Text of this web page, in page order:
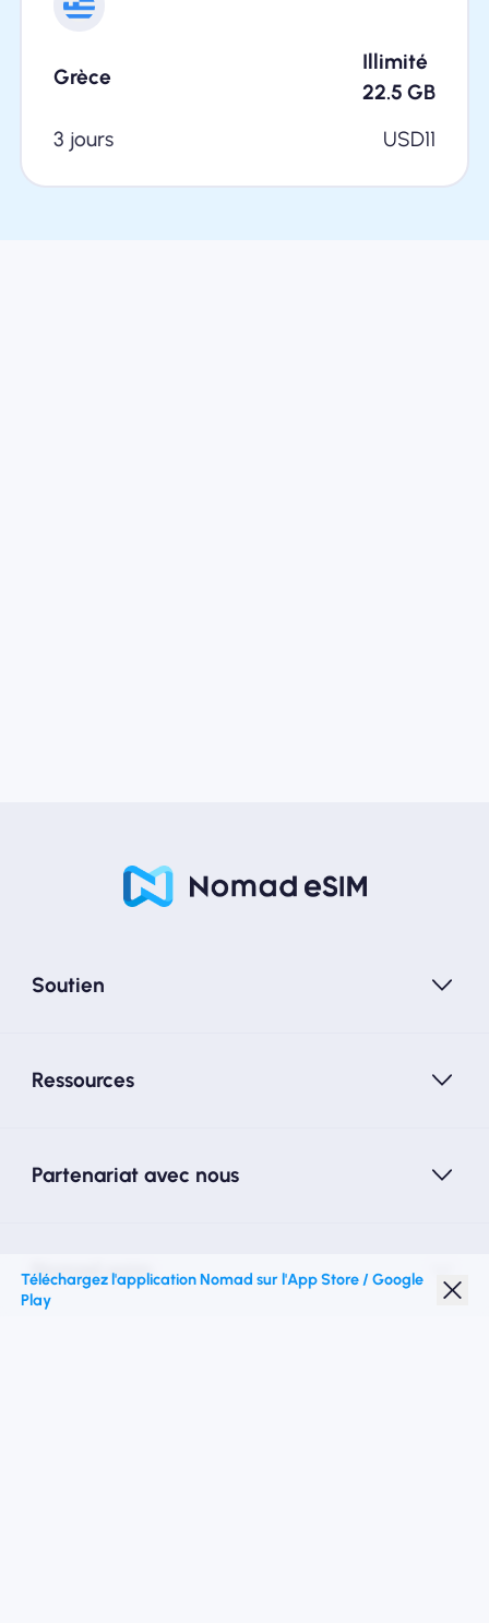
Grèce
Illimité
22.5 GB
3 jours
USD11
Soutien
Ressources
Partenariat avec nous
Nomad esim
Téléchargez l'application Nomad sur l'App Store / Google
Play